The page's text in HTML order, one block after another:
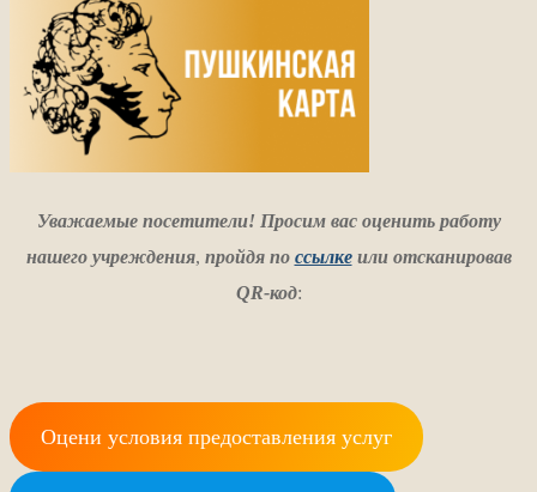
Уважаемые посетители! Просим вас оценить работу
нашего учреждения, пройдя по ссылкеили отсканировав
QR-код:
Оцени условия предоставления услуг